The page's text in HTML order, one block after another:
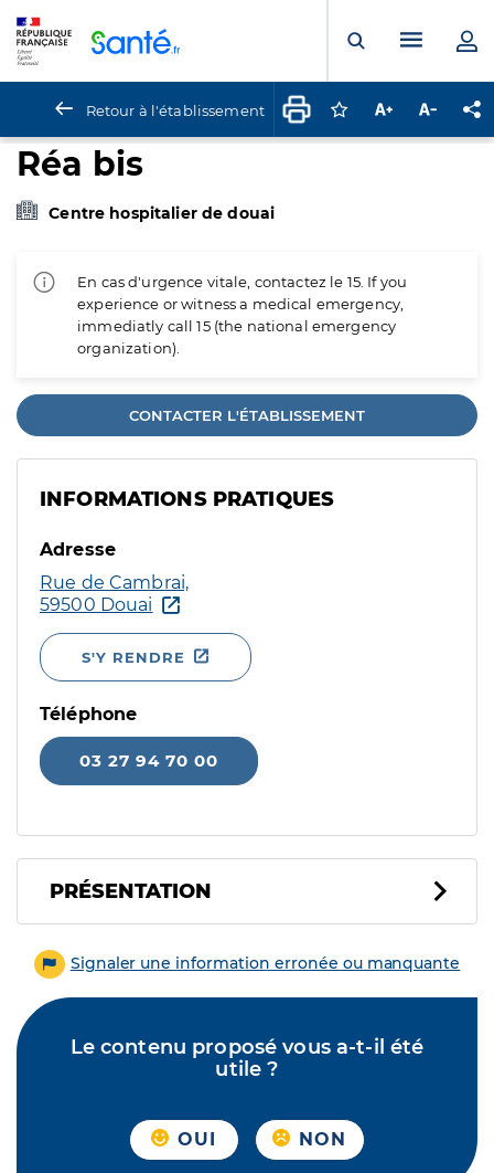
Ouvrir laMenu
Retour à l'établissement Connectez-vous
Augmenter la
Réa bis
Centre hospitalier de douai
En cas d'urgence vitale, contactez le 15. If you
experience or witness a medical emergency,
immediatly call 15 (the national emergency
organization).
CONTACTER L'ÉTABLISSEMENT
INFORMATIONS PRATIQUES
Adresse
Rue de Cambrai,
59500 Douai
S'Y RENDRE
Téléphone
03 27 94 70 00
PRÉSENTATION
Signaler une information erronée ou manquante
Le contenu proposé vous a-t-il été
utile ?
OUI NON